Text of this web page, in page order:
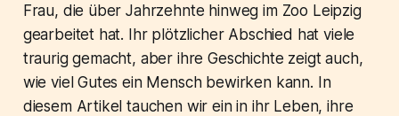
Frau, die über Jahrzehnte hinweg im Zoo Leipzig
gearbeitet hat. Ihr plötzlicher Abschied hat viele
traurig gemacht, aber ihre Geschichte zeigt auch,
wie viel Gutes ein Mensch bewirken kann. In
diesem Artikel tauchen wir ein in ihr Leben, ihre